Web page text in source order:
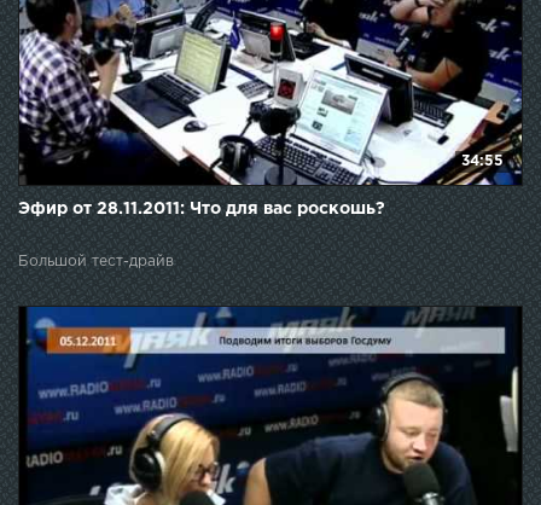
34:55
Эфир от 28.11.2011: Что для вас роскошь?
Большой тест-драйв